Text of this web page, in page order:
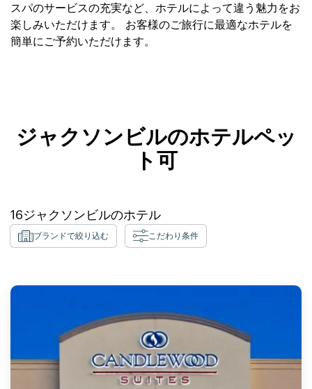
スパのサービスの充実など、ホテルによって違う魅力をお
楽しみいただけます。 お客様のご旅行に最適なホテルを
簡単にご予約いただけます。
ジャクソンビルのホテルペッ
ト可
16ジャクソンビルのホテル
ブランドで絞り込む こだわり条件